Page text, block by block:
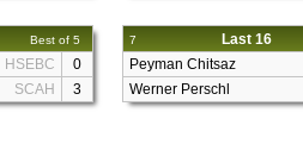
Best of 5
HSEBC
0
SCAH 3
7 Last 16
Peyman Chitsaz
Werner Perschl